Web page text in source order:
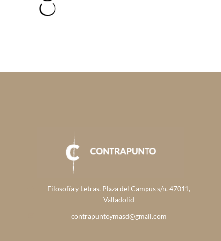
Filosofía y Letras. Plaza del Campus s/n. 47011,
Valladolid
contrapuntoymasd@gmail.com